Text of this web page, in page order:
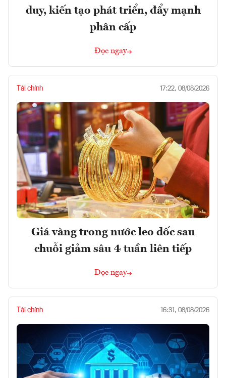
duy, kiến tạo phát triển, đẩy mạnh
phân cấp
Đọc ngay
Tài chính 17:22, 08/08/2026
Giá vàng trong nước leo dốc sau
chuỗi giảm sâu 4 tuần liên tiếp
Đọc ngay
Tài chính 16:31, 08/08/2026